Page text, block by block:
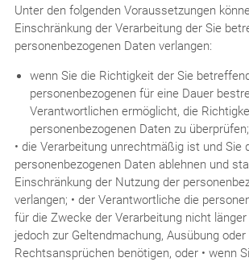
Unter den folgenden Voraussetzungen
Einschränkung der Verarbeitung der Sie
personenbezogenen Daten verlangen:
wenn Sie die Richtigkeit der Sie
personenbezogenen für eine Dauer
Verantwortlichen ermöglicht, die
personenbezogenen Daten zu überprüfen;
• die Verarbeitung unrechtmäßig ist und Sie
personenbezogenen Daten ablehnen und
Einschränkung der Nutzung der
verlangen; • der Verantwortliche die
für die Zwecke der Verarbeitung nicht
jedoch zur Geltendmachung, Ausübung
Rechtsansprüchen benötigen, oder • wenn